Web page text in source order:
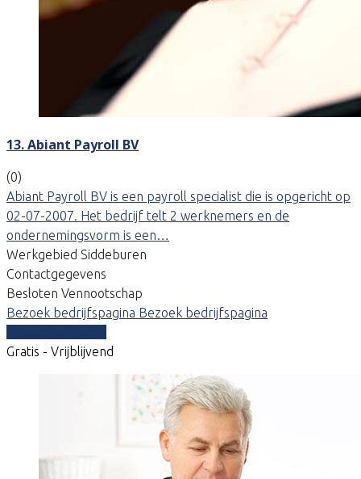
13. Abiant Payroll BV
(0)
Abiant Payroll BV is een payroll specialist die is opgericht op
02-07-2007. Het bedrijf telt 2 werknemers en de
ondernemingsvorm is een…
Werkgebied Siddeburen
Contactgegevens
Besloten Vennootschap
Bezoek bedrijfspagina Bezoek bedrijfspagina
Gratis - Vrijblijvend